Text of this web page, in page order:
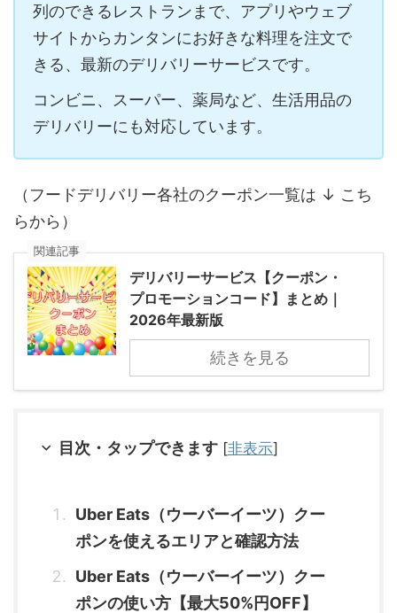
列のできるレストランまで、アプリやウェブ
サイトからカンタンにお好きな料理を注文で
きる、最新のデリバリーサービスです。
コンビニ、スーパー、薬局など、生活用品の
デリバリーにも対応しています。
（フードデリバリー各社のクーポン一覧は ↓ こち
らから）
関連記事
デリバリーサービス【クーポン・
プロモーションコード】まとめ｜
2026年最新版
続きを見る
目次・タップできます [非表示]
Uber Eats（ウーバーイーツ）クー
ポンを使えるエリアと確認方法
Uber Eats（ウーバーイーツ）クー
ポンの使い方【最大50%円OFF】